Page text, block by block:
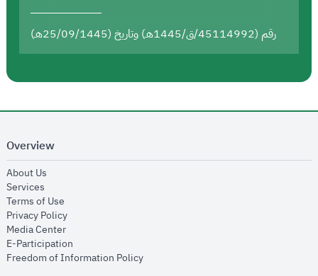
رقم (45114992/ق/1445هـ) وتاريخ (25/09/1445هـ)
Overview
About Us
Services
Terms of Use
Privacy Policyopens in new window
Media Centeropens in new window
E-Participation
Freedom of Information Policyopens in new window